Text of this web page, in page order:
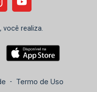
você realiza.
- Termo de Uso